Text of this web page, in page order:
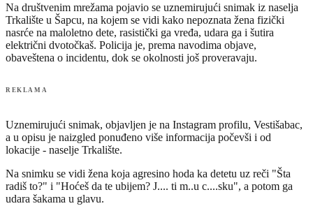
Na društvenim mrežama pojavio se uznemirujući snimak iz naselja
Trkalište u Šapcu, na kojem se vidi kako nepoznata žena fizički
nasrće na maloletno dete, rasistički ga vređa, udara ga i šutira
električni dvotočkaš. Policija je, prema navodima objave,
obaveštena o incidentu, dok se okolnosti još proveravaju.
REKLAMA
Uznemirujući snimak, objavljen je na Instagram profilu, Vestišabac,
a u opisu je naizgled ponuđeno više informacija počevši i od
lokacije - naselje Trkalište.
Na snimku se vidi žena koja agresino hoda ka detetu uz reči "Šta
radiš to?" i "Hoćeš da te ubijem? J.... ti m..u c....sku", a potom ga
udara šakama u glavu.